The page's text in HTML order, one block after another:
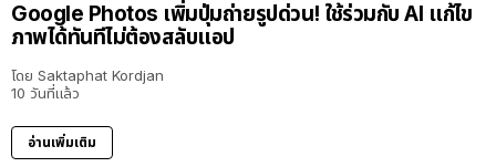
Google Photos เพิ่มปุ่มถ่ายรูปด่วน! ใช้ร่วมกับ AI แก้ไข
ภาพได้ทันทีไม่ต้องสลับแอป
โดย Saktaphat Kordjan
10 วันที่แล้ว
อ่านเพิ่มเติม